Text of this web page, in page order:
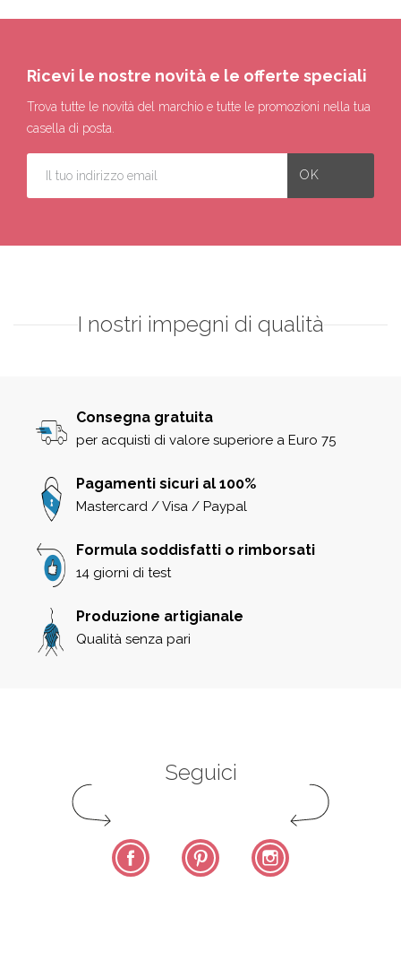
Ricevi le nostre novità e le offerte speciali
Trova tutte le novità del marchio e tutte le promozioni nella tua
casella di posta.
I nostri impegni di qualità
Consegna gratuita
per acquisti di valore superiore a Euro 75
Pagamenti sicuri al 100%
Mastercard / Visa / Paypal
Formula soddisfatti o rimborsati
14 giorni di test
Produzione artigianale
Qualità senza pari
Seguici
Facebook Pinterest